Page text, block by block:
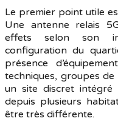
Le premier point utile
Une antenne relais
effets selon son
configuration du
présence
techniques, groupes
un site discret
depuis plusieurs
être très différente.